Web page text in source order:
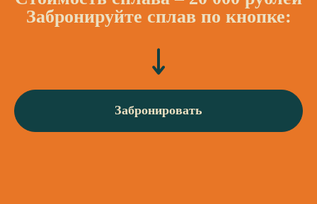
Забронируйте сплав по кнопке:
Забронировать